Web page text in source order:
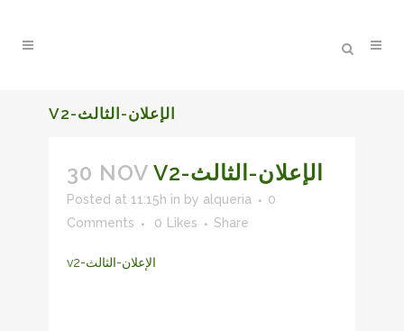
V2-الإعلان-الثالث
30 NOV V2-الإعلان-الثالث
Posted at 11:15h in by alqueria
0
Comments
0 Likes Share
v2-الإعلان-الثالث